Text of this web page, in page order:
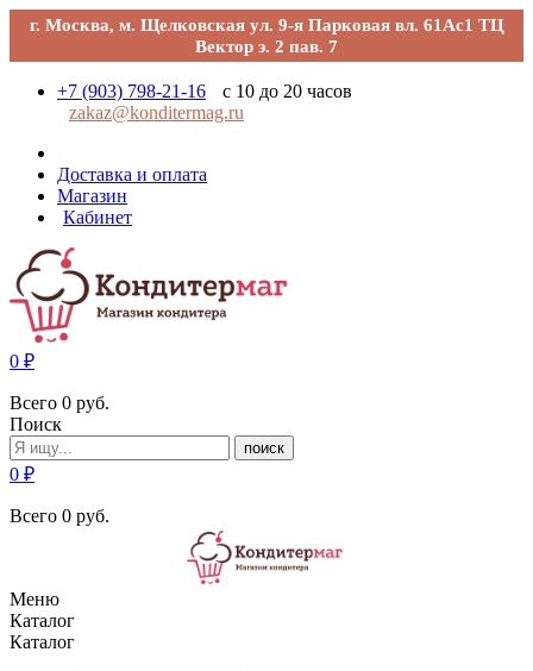
г. Москва, м. Щелковская ул. 9-я Парковая вл. 61Ас1 ТЦ
Вектор э. 2 пав. 7
+7 (903) 798-21-16
с 10 до 20 часов
zakaz@konditermag.ru
Доставка и оплата
Магазин
Кабинет
0 ₽
Всего 0 руб.
Поиск
поиск
0 ₽
Всего 0 руб.
Меню
Каталог
Каталог